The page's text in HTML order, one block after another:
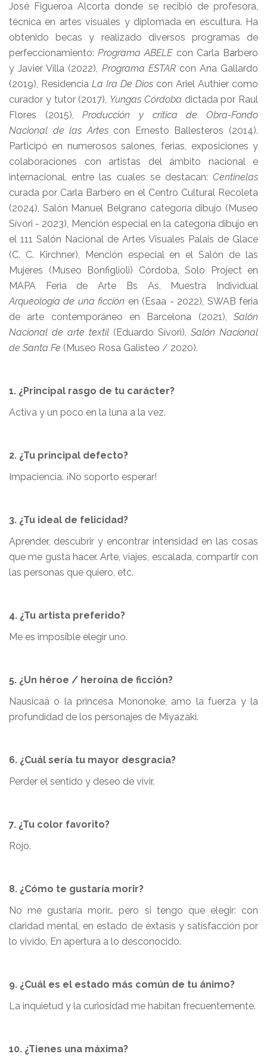
José Figueroa Alcorta donde se recibió de profesora,
técnica en artes visuales y diplomada en escultura. Ha
obtenido becas y realizado diversos programas de
perfeccionamiento:Programa ABELEcon Carla Barbero
y Javier Villa (2022), Programa ESTARcon Ana Gallardo
(2019), Residencia La Ira De Dios con Ariel Authier como
curador y tutor (2017), Yungas Córdoba dictada por Raul
Flores (2015),Producción y crítica de Obra-Fondo
Nacional de las Artescon Ernesto Ballesteros (2014).
Participó en numerosos salones, ferias, exposiciones y
colaboraciones con artistas del ámbito nacional e
internacional, entre las cuales se destacan: Centinelas
curada por Carla Barbero en el Centro Cultural Recoleta
(2024), Salón Manuel Belgrano categoría dibujo (Museo
Sívori - 2023), Mención especial en la categoría dibujo en
el 111 Salón Nacional de Artes Visuales Palais de Glace
(C. C. Kirchner), Mención especial en el Salón de las
Mujeres (Museo Bonfiglioli) Córdoba, Solo Project en
MAPA Feria de Arte Bs As, Muestra Individual
Arqueología de una ficción en (Esaa - 2022), SWAB feria
de arte contemporáneo en Barcelona (2021), Salón
Nacional de arte textil (Eduardo Sívori), Salón Nacional
de Santa Fe (Museo Rosa Galisteo / 2020).
1. ¿Principal rasgo de tu carácter?
Activa y un poco en la luna a la vez.
2. ¿Tu principal defecto?
Impaciencia. ¡No soporto esperar!
3. ¿Tu ideal de felicidad?
Aprender, descubrir y encontrar intensidad en las cosas
que me gusta hacer. Arte, viajes, escalada, compartir con
las personas que quiero, etc.
4. ¿Tu artista preferido?
Me es imposible elegir uno.
5. ¿Un héroe / heroína de ficción?
Nausicaä o la princesa Mononoke, amo la fuerza y la
profundidad de los personajes de Miyazaki.
6. ¿Cuál sería tu mayor desgracia?
Perder el sentido y deseo de vivir.
7. ¿Tu color favorito?
Rojo.
8. ¿Cómo te gustaría morir?
No me gustaría morir… pero si tengo que elegir: con
claridad mental, en estado de éxtasis y satisfacción por
lo vivido. En apertura a lo desconocido.
9. ¿Cuál es el estado más común de tu ánimo?
La inquietud y la curiosidad me habitan frecuentemente.
10. ¿Tienes una máxima?